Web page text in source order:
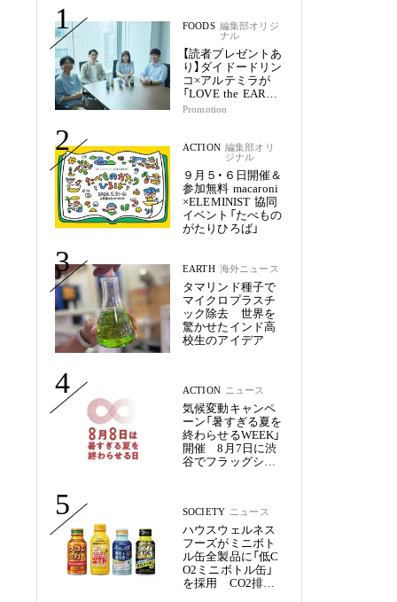
1
FOODS 編集部オリジ
ナル
【読者プレゼントあ
り】ダイドードリン
コ×アルテミラが
「LOVE the EARTH
シリーズ」で目指す
Promotion
2 ACTION 編集部オリ
ジナル
９月５・６日開催＆
参加無料 macaroni
×ELEMINIST 協同
イベント「たべもの
がたりひろば」
3 EARTH 海外ニュース
タマリンド種子で
マイクロプラスチ
ック除去 世界を
驚かせたインド高
校生のアイデア
4 ACTION ニュース
気候変動キャンペ
ーン「暑すぎる夏を
終わらせるWEEK」
開催 8月7日に渋
谷でフラッグシッ
5 SOCIETY ニュース
ハウスウェルネス
フーズがミニボト
ル缶全製品に「低C
O2ミニボトル缶」
を採用 CO2排出